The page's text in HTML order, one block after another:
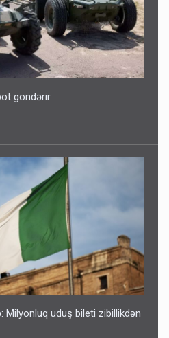
göndərir
Milyonluq uduş bileti zibillikdən